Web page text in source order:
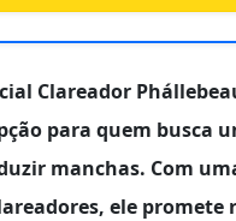
Clareador
para quem busca
manchas. Com
ele promete